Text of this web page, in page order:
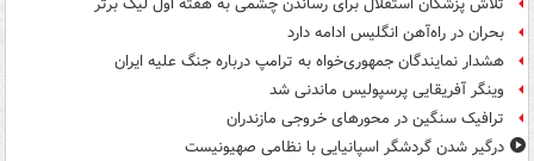
بحران در راه‌آهن انگلیس ادامه دارد
هشدار نمایندگان جمهوری‌خواه به ترامپ درباره جنگ علیه ایران
وینگر آفریقایی پرسپولیس ماندنی شد
ترافیک سنگین در محورهای خروجی مازندران
درگیر شدن گردشگر اسپانیایی با نظامی صهیونیست